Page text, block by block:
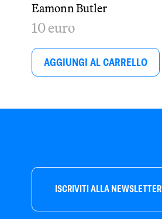
Eamonn Butler
10 euro
AGGIUNGI AL CARRELLO
ISCRIVITI ALLA NEWSLETTER